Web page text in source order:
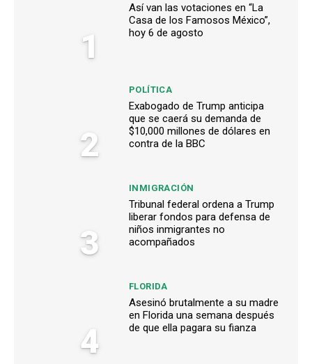
1
Así van las votaciones en “La
Casa de los Famosos México”,
hoy 6 de agosto
2
POLÍTICA
Exabogado de Trump anticipa
que se caerá su demanda de
$10,000 millones de dólares en
contra de la BBC
3
INMIGRACIÓN
Tribunal federal ordena a Trump
liberar fondos para defensa de
niños inmigrantes no
acompañados
4
FLORIDA
Asesinó brutalmente a su madre
en Florida una semana después
de que ella pagara su fianza